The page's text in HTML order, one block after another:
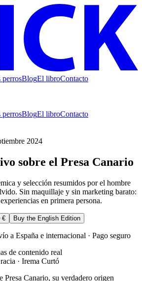
perrosBlogEl libroContacto
perrosBlogEl libroContacto
2024
sobre el Presa Canario
y selección resumidos por el hombre
Sin maquillaje y sin marketing barato:
en primera persona.
€ Buy the English Edition
a España e internacional · Pago seguro
de contenido real
· Irema Curtó